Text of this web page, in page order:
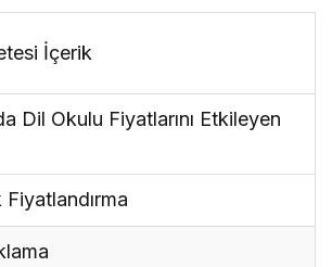
İçerik
Dil Okulu Fiyatlarını Etkileyen
Fiyatlandırma